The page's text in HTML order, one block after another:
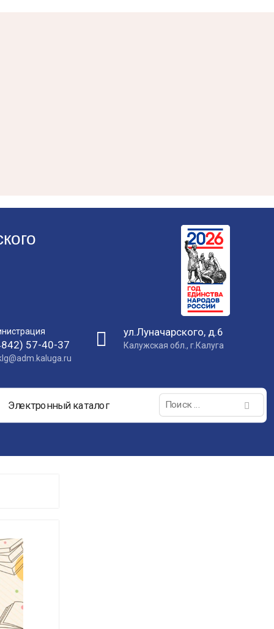
57-40-37
ул.Луначарского, д.6
Калужская обл., г.Калуга
Электронный каталог
Поиск: